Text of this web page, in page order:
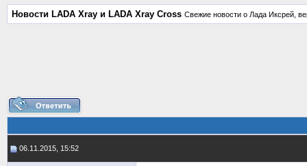
Новости LADA Xray и LADA Xray Cross Свежие новости о Лада Иксрей,
06.11.2015, 15:52